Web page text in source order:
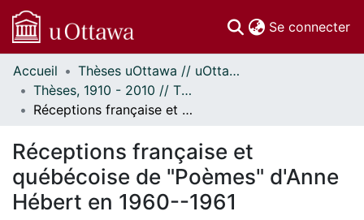
Se connecter
Communautés
et collections
Parcourir
À propos
Accueil
Thèses uOttawa // uOttawa Theses
Thèses, 1910 - 2010 // Theses, 1910 - 2010
Réceptions française et québécoise de "Poèmes" d'Anne Hébert en 1960--1961
Réceptions française et
québécoise de "Poèmes" d'Anne
Hébert en 1960--1961